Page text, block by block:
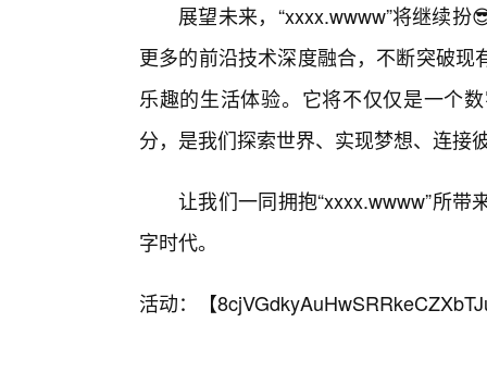
展望未来，“xxxx.wwww”将继续
更多的前沿技术深度融合，不断突破
乐趣的生活体验。它将不仅仅是一个
分，是我们探索世界、实现梦想、连接
让我们一同拥抱“xxxx.wwww”所
字时代。
活动：【